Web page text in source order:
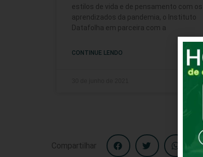
estilos de vida e de pensamento com os
aprendizados da pandemia, o Instituto
Datafolha em parceira com a
CONTINUE LENDO
Compartilhar